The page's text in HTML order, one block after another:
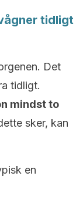
tidligt
Det
tidligt.
mindst to
sker, kan
en